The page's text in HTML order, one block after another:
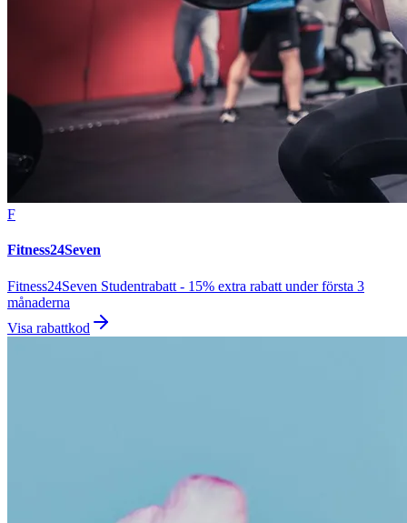
F
Fitness24Seven
Fitness24Seven Studentrabatt - 15% extra rabatt under första 3
månaderna
Visa rabattkod